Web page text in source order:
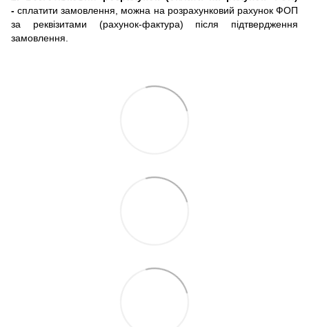
-сплатити замовлення, можна на розрахунковий рахунок ФОП
за реквізитами (рахунок-фактура) після підтвердження
замовлення.